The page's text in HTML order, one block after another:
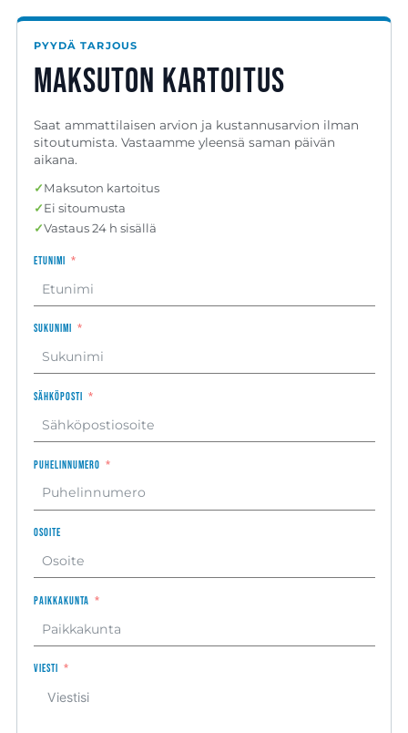
PYYDÄ TARJOUS
Maksuton kartoitus
Saat ammattilaisen arvion ja kustannusarvion ilman
sitoutumista. Vastaamme yleensä saman päivän
aikana.
✓Maksuton kartoitus
✓Ei sitoumusta
✓Vastaus 24 h sisällä
Etunimi
Sukunimi
Sähköposti
Puhelinnumero
Osoite
Paikkakunta
Viesti